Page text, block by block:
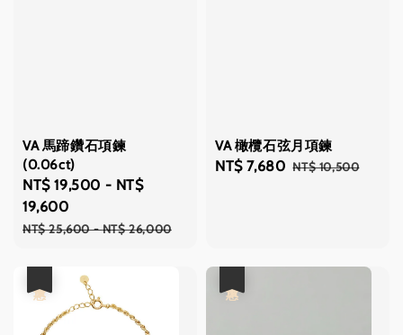
VA 馬蹄鑽石項鍊
(0.06ct)
Sale
price
NT$ 19,500 - NT$
19,600
Regular
NT$ 25,600-NT$ 26,000
VA 橄欖石弦月項鍊
Sale
NT$ 7,680 Regular
NT$ 10,500